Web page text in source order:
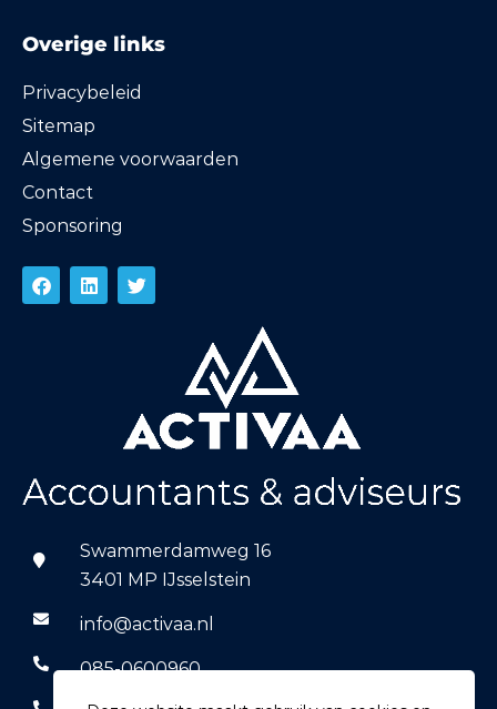
Overige links
Privacybeleid
Sitemap
Algemene voorwaarden
Contact
Sponsoring
Swammerdamweg 16
3401 MP IJsselstein
info@activaa.nl
085-0600960